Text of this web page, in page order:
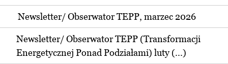
Newsletter/ Obserwator TEPP, marzec 2026
Newsletter/ Obserwator TEPP (Transformacji
Energetycznej Ponad Podziałami) luty (...)